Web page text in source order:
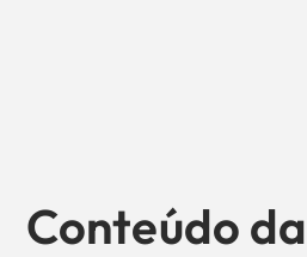
Conteúdo